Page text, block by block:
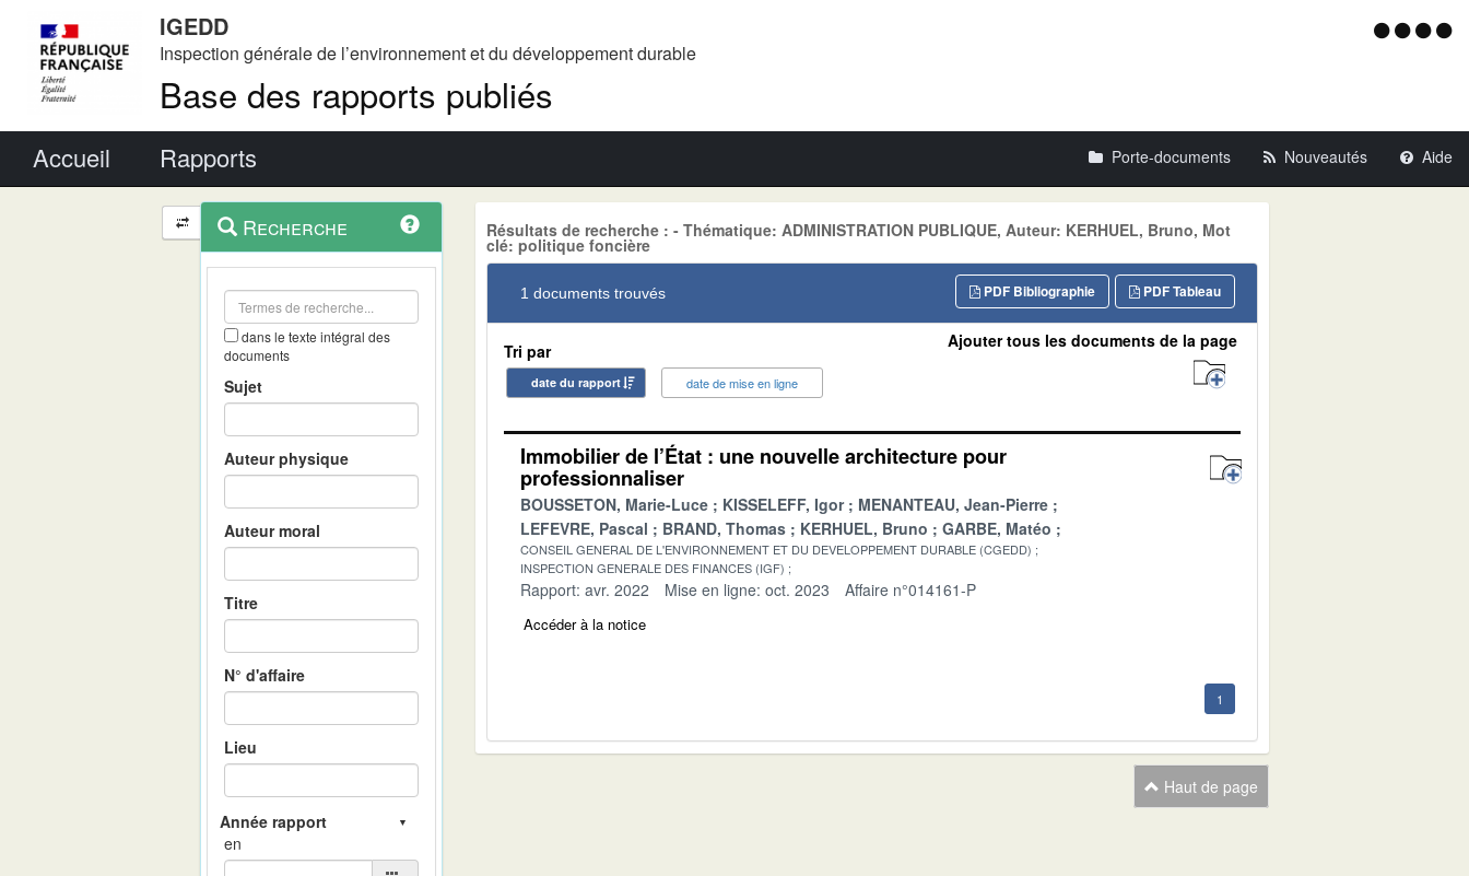
IGEDD
Inspection générale de l’environnement et du développement durable
Base des rapports publiés
Menu
Accueil Rapports Porte-documents Nouveautés Aide
Navigation
et
outils
contextuel
Recherche
dans le texte intégral des
documents
Sujet
Auteur physique
Auteur moral
Titre
N° d'affaire
Lieu
en
Résultats de recherche : - Thématique: ADMINISTRATION PUBLIQUE, Auteur: KERHUEL, Bruno, Mot
clé: politique foncière
1 documents trouvés PDF Tableau
PDF Bibliographie
Tri par
date du rapport date de mise en ligne
Ajouter tous les documents de la page
Immobilier de l’État : une nouvelle architecture pour
professionnaliser
BOUSSETON, Marie-Luce KISSELEFF, Igor
MENANTEAU, Jean-Pierre
LEFEVRE, Pascal
BRAND, Thomas KERHUEL, Bruno GARBE, Matéo
CONSEIL GENERAL DE L'ENVIRONNEMENT ET DU DEVELOPPEMENT DURABLE (CGEDD)
INSPECTION GENERALE DES FINANCES (IGF)
Rapport: avr. 2022 Mise en ligne: oct. 2023 Affaire n°014161-P
Accéder à la notice
1
Haut de page